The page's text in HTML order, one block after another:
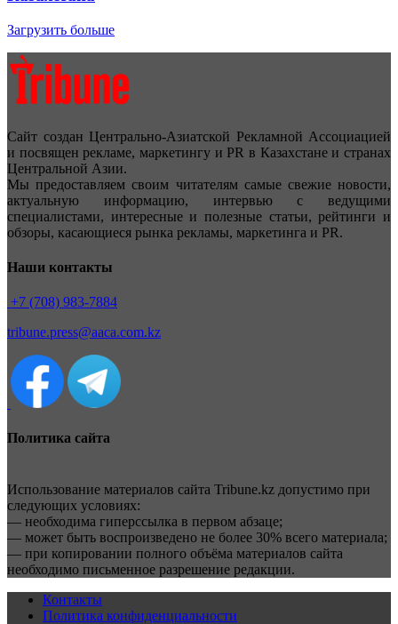
Загрузить больше
Сайт создан Центрально-Азиатской Рекламной Ассоциацией
и посвящен рекламе, маркетингу и PR в Казахстане и странах
Центральной Азии.
Мы предоставляем своим читателям самые свежие новости,
актуальную информацию, интервью с ведущими
специалистами, интересные и полезные статьи, рейтинги и
обзоры, касающиеся рынка рекламы, маркетинга и PR.
Наши контакты
+7 (708) 983-7884
tribune.press@aaca.com.kz
Политика сайта
Использование материалов сайта Tribune.kz допустимо при
следующих условиях:
— необходима гиперссылка в первом абзаце;
— может быть воспроизведено не более 30% всего материала;
— при копировании полного объёма материалов сайта
необходимо письменное разрешение редакции.
Контакты
Политика конфиденциальности